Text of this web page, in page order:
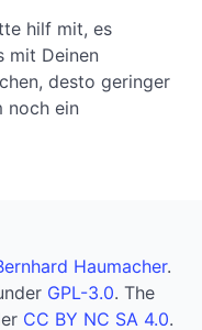
hilf mit, es
mit Deinen
desto geringer
noch ein
Haumacher.
GPL-3.0. The
CC BY NC SA 4.0.